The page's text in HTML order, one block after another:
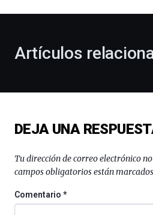
celebración
novena
Bilbo
(BZP),
un
que
Artículos
DEJA UNA
Tu dirección de correo electrónico
campos obligatorios están
Comentario*